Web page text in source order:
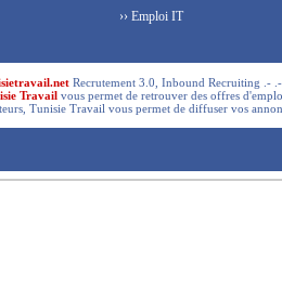
›› Emploi IT
Recrutement 3.0, Inbound Recruiting .-
Travail vous permet de retrouver des offres
Tunisie Travail vous permet de diffuser vos